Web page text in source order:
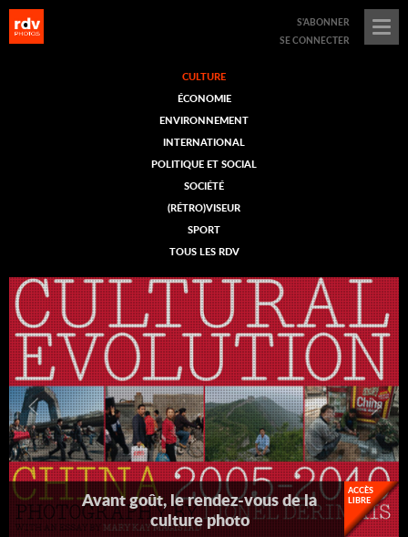
S'ABONNER
SE CONNECTER
menu
opener
CULTURE
ÉCONOMIE
ENVIRONNEMENT
INTERNATIONAL
POLITIQUE ET SOCIAL
SOCIÉTÉ
(RÉTRO)VISEUR
SPORT
TOUS LES RDV
ACCÈS
LIBRE
Avant goût, le rendez-vous de la
culture photo